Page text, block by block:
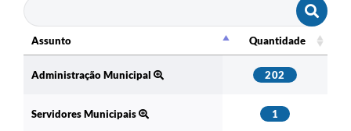
Assunto
Quantidade
Administração Municipal
202
Servidores Municipais 1